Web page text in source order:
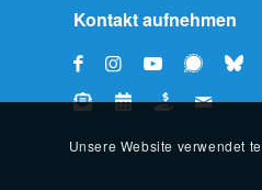
Kontakt aufnehmen
Unsere Website verwendet